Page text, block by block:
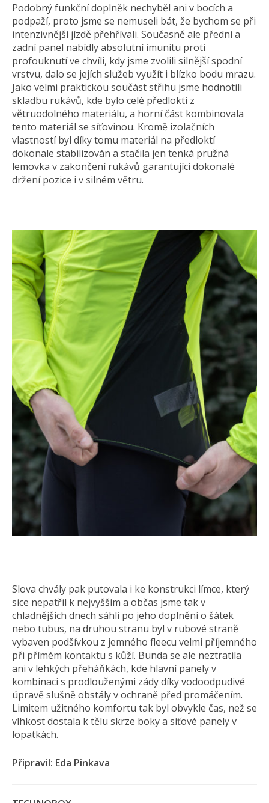
Podobný funkční doplněk nechyběl ani v bocích a
podpaží, proto jsme se nemuseli bát, že bychom se při
intenzivnější jízdě přehřívali. Současně ale přední a
zadní panel nabídly absolutní imunitu proti
profouknutí ve chvíli, kdy jsme zvolili silnější spodní
vrstvu, dalo se jejích služeb využít i blízko bodu mrazu.
Jako velmi praktickou součást střihu jsme hodnotili
skladbu rukávů, kde bylo celé předloktí z
větruodolného materiálu, a horní část kombinovala
tento materiál se síťovinou. Kromě izolačních
vlastností byl díky tomu materiál na předloktí
dokonale stabilizován a stačila jen tenká pružná
lemovka v zakončení rukávů garantující dokonalé
držení pozice i v silném větru.
Slova chvály pak putovala i ke konstrukci límce, který
sice nepatřil k nejvyšším a občas jsme tak v
chladnějších dnech sáhli po jeho doplnění o šátek
nebo tubus, na druhou stranu byl v rubové straně
vybaven podšívkou z jemného fleecu velmi příjemného
při přímém kontaktu s kůží. Bunda se ale neztratila
ani v lehkých přeháňkách, kde hlavní panely v
kombinaci s prodlouženými zády díky vodoodpudivé
úpravě slušně obstály v ochraně před promáčením.
Limitem užitného komfortu tak byl obvykle čas, než se
vlhkost dostala k tělu skrze boky a síťové panely v
lopatkách.
Připravil: Eda Pinkava